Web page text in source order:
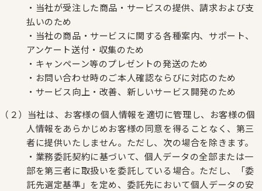
・当社が受注した商品・サービスの提供、請求および支
払いのため
・当社の商品・サービスに関する各種案内、サポート、
アンケート送付・収集のため
・キャンペーン等のプレゼントの発送のため
・お問い合わせ時のご本人確認ならびに対応のため
・サービス向上・改善、新しいサービス開発のため
（２）当社は、お客様の個人情報を適切に管理し、お客様の個
人情報をあらかじめお客様の同意を得ることなく、第三
者に提供いたしません。ただし、次の場合を除きます。
・業務委託契約に基づいて、個人データの全部または一
部を第三者に取扱いを委託している場合。ただし、「委
託先選定基準」を定め、委託先において個人データの安